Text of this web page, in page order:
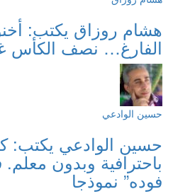
هشام روزاق يكتب:
الفارغ… نصف الكأس
حسين الوادعي
حسين الوادعي يكتب:
باحترافية وبدون معلم.
فوده” نموذجا